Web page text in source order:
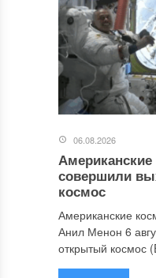
06.08.2026
совершили
космос
Американские
Анил Менон 6
открытый космос